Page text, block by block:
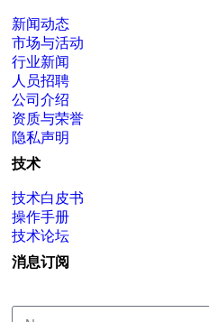
新闻动态
市场与活动
行业新闻
人员招聘
公司介绍
资质与荣誉
隐私声明
技术
技术白皮书
操作手册
技术论坛
消息订阅